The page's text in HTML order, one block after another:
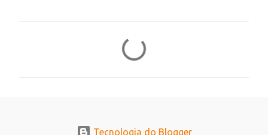
Tecnologia do Blogger